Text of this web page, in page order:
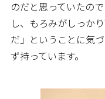
のだと思っていたの
し、もろみがしっか
だ」ということに気
ず持っています。